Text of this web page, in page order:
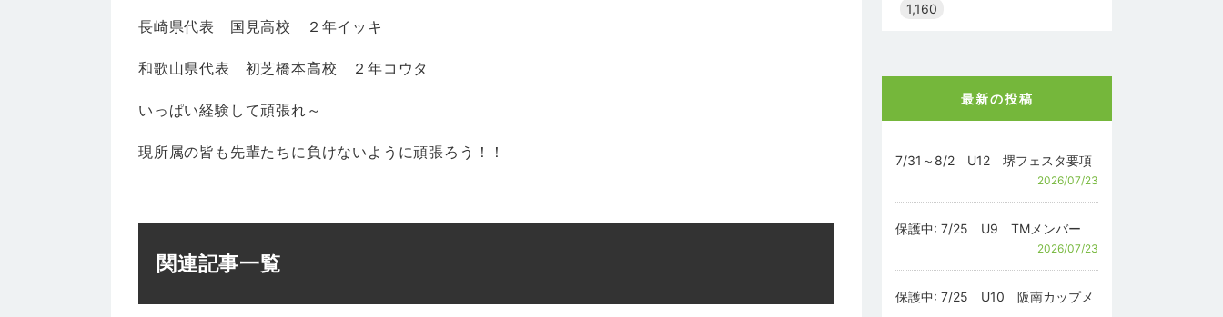
長崎県代表 国見高校 ２年イッキ
和歌山県代表 初芝橋本高校 ２年コウタ
いっぱい経験して頑張れ～
現所属の皆も先輩たちに負けないように頑張ろう！！
関連記事一覧
1,160
最新の投稿
7/31～8/2 U12 堺フェスタ要項
2026/07/23
保護中: 7/25 U9 TMメンバー
2026/07/23
保護中: 7/25 U10 阪南カップメ